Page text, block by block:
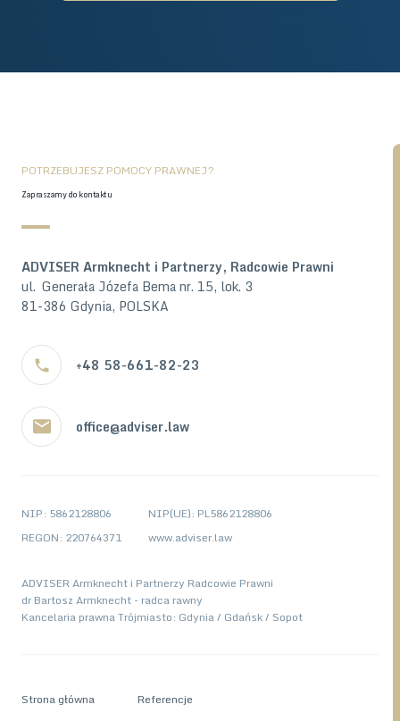
POTRZEBUJESZ POMOCY PRAWNEJ?
Zapraszamy do kontaktu
ADVISER Armknecht i Partnerzy, Radcowie Prawni
ul. Generała Józefa Bema nr. 15, lok. 3
81-386 Gdynia, POLSKA
+48 58-661-82-23
office@adviser.law
NIP: 5862128806
REGON: 220764371
NIP(UE): PL5862128806
www.adviser.law
ADVISER Armknecht i Partnerzy Radcowie Prawni
dr Bartosz Armknecht - radca rawny
Kancelaria prawna Trójmiasto: Gdynia / Gdańsk / Sopot
Strona główna
Referencje